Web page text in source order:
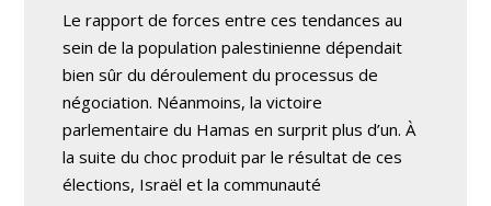
Le rapport de forces entre ces tendances au
sein de la population palestinienne dépendait
bien sûr du déroulement du processus de
négociation. Néanmoins, la victoire
parlementaire du Hamas en surprit plus d’un. À
la suite du choc produit par le résultat de ces
élections, Israël et la communauté